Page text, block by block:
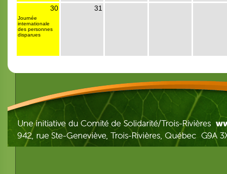
30
Journée
internationale
des personnes
disparues
31